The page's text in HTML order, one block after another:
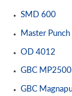
SMD 600
Master Punch
OD 4012
GBC
GBC